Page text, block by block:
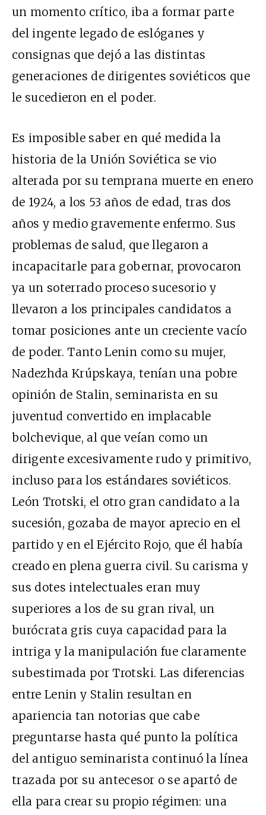
un momento crítico, iba a formar parte
del ingente legado de eslóganes y
consignas que dejó a las distintas
generaciones de dirigentes soviéticos que
le sucedieron en el poder.
Es imposible saber en qué medida la
historia de la Unión Soviética se vio
alterada por su temprana muerte en enero
de 1924, a los 53 años de edad, tras dos
años y medio gravemente enfermo. Sus
problemas de salud, que llegaron a
incapacitarle para gobernar, provocaron
ya un soterrado proceso sucesorio y
llevaron a los principales candidatos a
tomar posiciones ante un creciente vacío
de poder. Tanto Lenin como su mujer,
Nadezhda Krúpskaya, tenían una pobre
opinión de Stalin, seminarista en su
juventud convertido en implacable
bolchevique, al que veían como un
dirigente excesivamente rudo y primitivo,
incluso para los estándares soviéticos.
León Trotski, el otro gran candidato a la
sucesión, gozaba de mayor aprecio en el
partido y en el Ejército Rojo, que él había
creado en plena guerra civil. Su carisma y
sus dotes intelectuales eran muy
superiores a los de su gran rival, un
burócrata gris cuya capacidad para la
intriga y la manipulación fue claramente
subestimada por Trotski. Las diferencias
entre Lenin y Stalin resultan en
apariencia tan notorias que cabe
preguntarse hasta qué punto la política
del antiguo seminarista continuó la línea
trazada por su antecesor o se apartó de
ella para crear su propio régimen: una